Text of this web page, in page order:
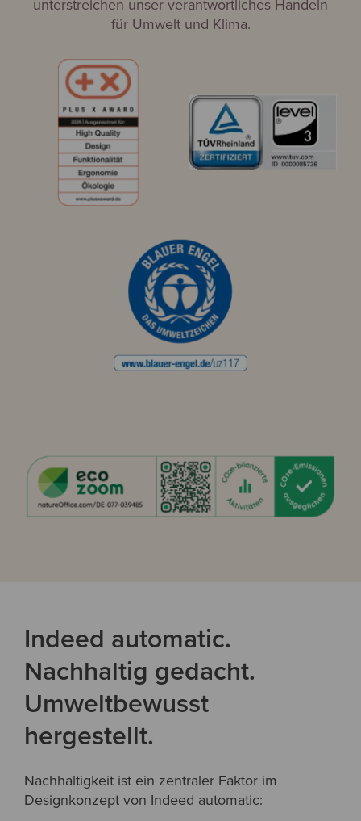
unterstreichen unser verantwortliches Handeln
für Umwelt und Klima.
Indeed automatic.
Nachhaltig gedacht.
Umweltbewusst
hergestellt.
Nachhaltigkeit ist ein zentraler Faktor im
Designkonzept von Indeed automatic: